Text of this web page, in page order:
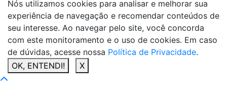
Nós utilizamos cookies para analisar e melhorar sua
experiência de navegação e recomendar conteúdos de
seu interesse. Ao navegar pelo site, você concorda
com este monitoramento e o uso de cookies. Em caso
de dúvidas, acesse nossa Política de Privacidade.
OK, ENTENDI!
X